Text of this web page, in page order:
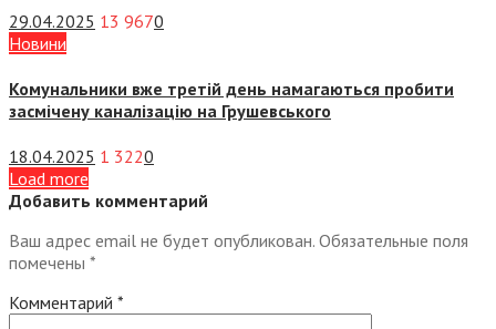
29.04.2025 13 9670
Новини
Комунальники вже третій день намагаються пробити
засмічену каналізацію на Грушевського
18.04.2025 1 3220
Load more
Добавить комментарий
Ваш адрес email не будет опубликован. Обязательные поля
помечены *
Комментарий *